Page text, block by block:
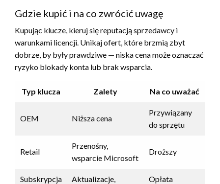
Gdzie kupić i na co zwrócić uwagę
Kupując klucze, kieruj się reputacją sprzedawcy i
warunkami licencji. Unikaj ofert, które brzmią zbyt
dobrze, by były prawdziwe — niska cena może oznaczać
ryzyko blokady konta lub brak wsparcia.
Typ klucza Zalety Na co uważać
OEM Niższa cena
Przywiązany
do sprzętu
Retail
Przenośny,
wsparcie Microsoft
Droższy
Subskrypcja
Aktualizacje,
Opłata